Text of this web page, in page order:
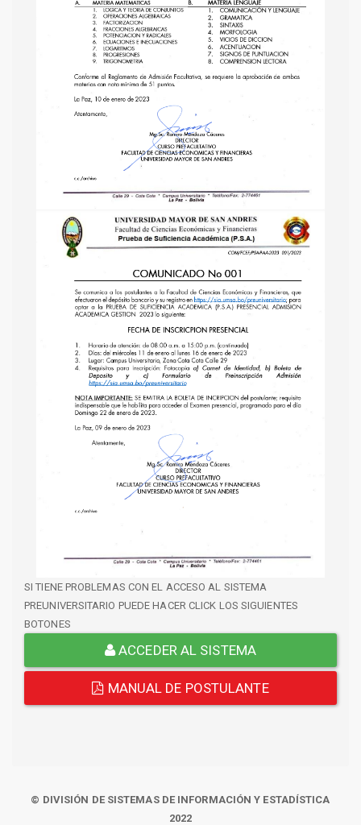
SI TIENE PROBLEMAS CON EL ACCESO AL SISTEMA
PREUNIVERSITARIO PUEDE HACER CLICK LOS SIGUIENTES
BOTONES
ACCEDER AL SISTEMA
MANUAL DE POSTULANTE
© DIVISIÓN DE SISTEMAS DE INFORMACIÓN Y ESTADÍSTICA
2022